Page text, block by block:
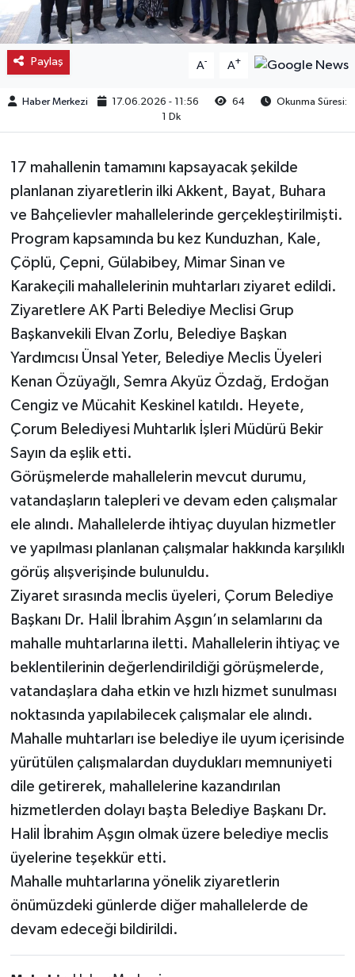
Paylaş A- A+
Haber Merkezi 17.06.2026 - 11:56 64
Okunma Süresi:
1 Dk
17 mahallenin tamamını kapsayacak şekilde
planlanan ziyaretlerin ilki Akkent, Bayat, Buhara
ve Bahçelievler mahallelerinde gerçekleştirilmişti.
Program kapsamında bu kez Kunduzhan, Kale,
Çöplü, Çepni, Gülabibey, Mimar Sinan ve
Karakeçili mahallelerinin muhtarları ziyaret edildi.
Ziyaretlere AK Parti Belediye Meclisi Grup
Başkanvekili Elvan Zorlu, Belediye Başkan
Yardımcısı Ünsal Yeter, Belediye Meclis Üyeleri
Kenan Özüyağlı, Semra Akyüz Özdağ, Erdoğan
Cengiz ve Mücahit Keskinel katıldı. Heyete,
Çorum Belediyesi Muhtarlık İşleri Müdürü Bekir
Sayın da eşlik etti.
Görüşmelerde mahallelerin mevcut durumu,
vatandaşların talepleri ve devam eden çalışmalar
ele alındı. Mahallelerde ihtiyaç duyulan hizmetler
ve yapılması planlanan çalışmalar hakkında karşılıklı
görüş alışverişinde bulunuldu.
Ziyaret sırasında meclis üyeleri, Çorum Belediye
Başkanı Dr. Halil İbrahim Aşgın’ın selamlarını da
mahalle muhtarlarına iletti. Mahallelerin ihtiyaç ve
beklentilerinin değerlendirildiği görüşmelerde,
vatandaşlara daha etkin ve hızlı hizmet sunulması
noktasında yapılabilecek çalışmalar ele alındı.
Mahalle muhtarları ise belediye ile uyum içerisinde
yürütülen çalışmalardan duydukları memnuniyeti
dile getirerek, mahallelerine kazandırılan
hizmetlerden dolayı başta Belediye Başkanı Dr.
Halil İbrahim Aşgın olmak üzere belediye meclis
üyelerine teşekkür etti.
Mahalle muhtarlarına yönelik ziyaretlerin
önümüzdeki günlerde diğer mahallelerde de
devam edeceği bildirildi.
Mecitözü
Oğuzlar
Ortaköy
Uğurludağ
Sağlık